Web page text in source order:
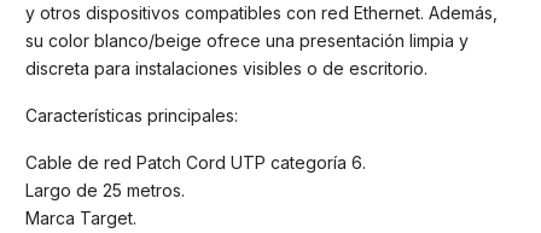
y otros dispositivos compatibles con red Ethernet. Además,
su color blanco/beige ofrece una presentación limpia y
discreta para instalaciones visibles o de escritorio.
Características principales:
Cable de red Patch Cord UTP categoría 6.
Largo de 25 metros.
Marca Target.